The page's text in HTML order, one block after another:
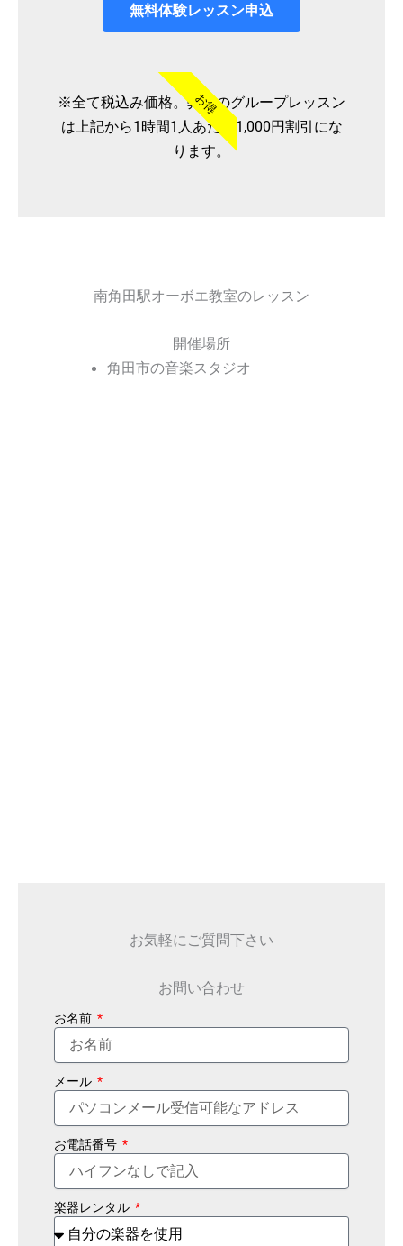
無料体験レッスン申込
お得
※全て税込み価格。弊社のグループレッスン
は上記から1時間1人あたり1,000円割引にな
ります。
南角田駅オーボエ教室のレッスン
開催場所
角田市の音楽スタジオ
お気軽にご質問下さい
お問い合わせ
お名前
メール
お電話番号
楽器レンタル